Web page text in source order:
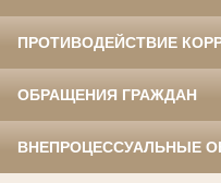
ПРОТИВОДЕЙСТВИЕ
ОБРАЩЕНИЯ ГРАЖДАН
ВНЕПРОЦЕССУАЛЬНЫЕ